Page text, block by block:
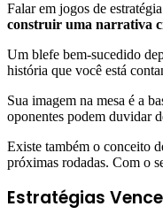
Falar em jogos de
construir uma narrativa
Um blefe bem-sucedido
história que você está
Sua imagem na mesa é a
oponentes podem duvidar
Existe também o conceito
próximas rodadas. Com o
Estratégias